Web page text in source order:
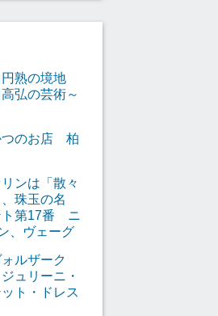
円熟の境地
弘の芸術～
つのお店 柏
ンは「散々
珠玉の名
ト第17番 ニ
、ヴェーグ
ォルザーク
ュリーニ・
ト・ドレス